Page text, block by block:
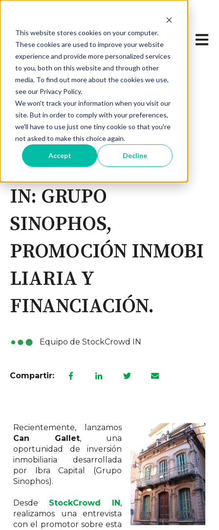
This website stores cookies on your computer.
These cookies are used to improve your website
experience and provide more personalized services
to you, both on this website and through other
media. To find out more about the cookies we use,
see our Privacy Policy.
We won't track your information when you visit our
site. But in order to comply with your preferences,
we'll have to use just one tiny cookie so that you're
not asked to make this choice again.
Accept Decline
Abrir
Oct 18, 2024, 6:30:00 PM
Entrevista
StockCrowd
IN: GRUPO
SINOPHOS,
PROMOCIÓN INMOBI
LIARIA Y
FINANCIACIÓN.
Equipo de StockCrowd IN
Compartir:
Recientemente, lanzamos
Can Gallet, una
oportunidad de inversión
inmobiliaria desarrollada
por Ibra Capital (Grupo
Sinophos).
Desde StockCrowd IN,
realizamos una entrevista
con el promotor sobre esta